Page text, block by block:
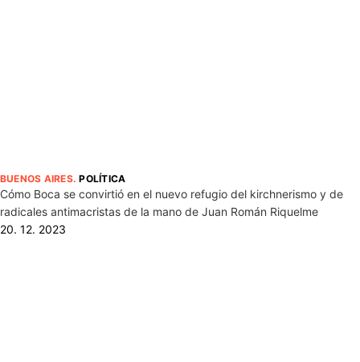
BUENOS AIRES.POLÍTICA
Cómo Boca se convirtió en el nuevo refugio del kirchnerismo y de
radicales antimacristas de la mano de Juan Román Riquelme
20. 12. 2023